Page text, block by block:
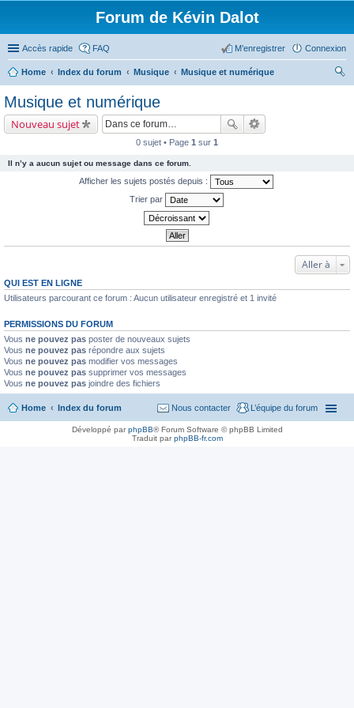
Forum de Kévin Dalot
Accès rapide FAQ Connexion
M’enregistrer
Home Index du forum Musique
Musique et numérique
Musique et numérique
Nouveau sujet
0 sujet • Page 1 sur 1
Il n’y a aucun sujet ou message dans ce forum.
Afficher les sujets postés depuis :
Trier par
Aller à
QUI EST EN LIGNE
Utilisateurs parcourant ce forum : Aucun utilisateur enregistré et 1 invité
PERMISSIONS DU FORUM
Vous ne pouvez pas poster de nouveaux sujets
Vous ne pouvez pas répondre aux sujets
Vous ne pouvez pas modifier vos messages
Vous ne pouvez pas supprimer vos messages
Vous ne pouvez pas joindre des fichiers
Home Index du forum L’équipe du forum
Nous contacter
Développé parphpBB® Forum Software © phpBB Limited
Traduit parphpBB-fr.com